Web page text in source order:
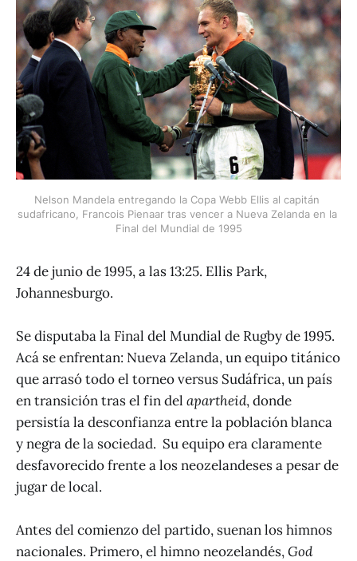
Nelson Mandela entregando la Copa Webb Ellis al capitán
sudafricano, Francois Pienaar tras vencer a Nueva Zelanda en la
Final del Mundial de 1995
24 de junio de 1995, a las 13:25. Ellis Park,
Johannesburgo.
Se disputaba la Final del Mundial de Rugby de 1995.
Acá se enfrentan: Nueva Zelanda, un equipo titánico
que arrasó todo el torneo versus Sudáfrica, un país
en transición tras el fin del apartheid, donde
persistía la desconfianza entre la población blanca
y negra de la sociedad. Su equipo era claramente
desfavorecido frente a los neozelandeses a pesar de
jugar de local.
Antes del comienzo del partido, suenan los himnos
nacionales. Primero, el himno neozelandés,God